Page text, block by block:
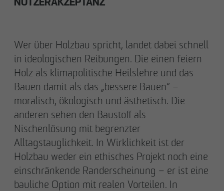
Wer über Holzbau spricht, landet dabei schnell
in ideologischen Reibungen. Die einen feiern
Holz als klimapolitische Heilslehre und das
Bauen damit als das „bessere Bauen“ –
moralisch, ökologisch und ästhetisch. Die
anderen sehen den Baustoff als
Nischenlösung mit begrenzter
Alltagstauglichkeit. In Wirklichkeit ist der
Holzbau weder ein ethisches Projekt noch eine
einschränkende Randerscheinung – er ist eine
bauliche Option mit realen Vorteilen. In